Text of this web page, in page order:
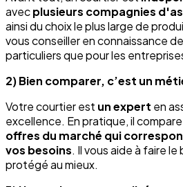
avecplusieurs compagnies
ainsi du choix le plus large de
vous conseiller en connaissance
particuliers que pour les
2) Bien comparer, c’est un
Votre courtier est un expert en
excellence. En pratique, il
offres du marché qui
vos besoins. Il vous aide à faire
protégé au mieux.